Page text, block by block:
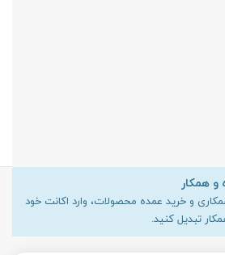
همکار
و خرید عمده محصولات، وارد اکانت خود
تبدیل کنید.